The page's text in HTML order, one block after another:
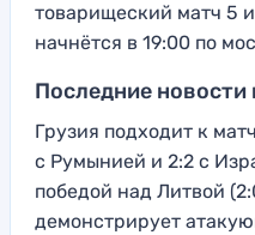
товарищеский матч 5
начнётся в 19:00 по
Последние
Грузия подходит к
с Румынией и 2:2 с
победой над Литвой
демонстрирует